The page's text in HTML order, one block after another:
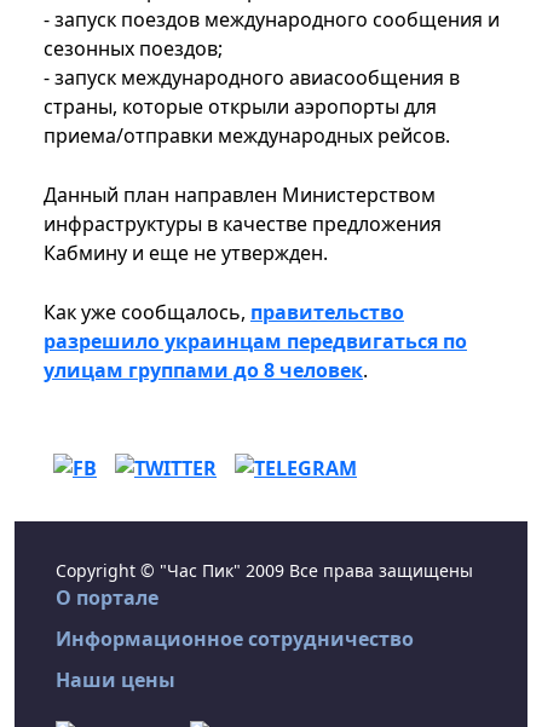
- запуск поездов международного сообщения и
сезонных поездов;
- запуск международного авиасообщения в
страны, которые открыли аэропорты для
приема/отправки международных рейсов.
Данный план направлен Министерством
инфраструктуры в качестве предложения
Кабмину и еще не утвержден.
Как уже сообщалось, правительство
разрешило украинцам передвигаться по
улицам группами до 8 человек.
Copyright © "Час Пик" 2009 Все права защищены
О портале
Информационное сотрудничество
Наши цены